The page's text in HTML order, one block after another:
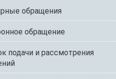
обращения
обращение
подачи и рассмотрения